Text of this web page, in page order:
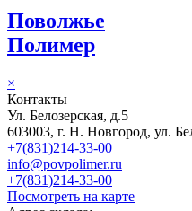
Поволжье
Полимер
×
Контакты
Ул. Белозерская, д.5
603003, г. Н. Новгород, ул.
+7(831)214-33-00
info@povpolimer.ru
+7(831)214-33-00
Посмотреть на карте